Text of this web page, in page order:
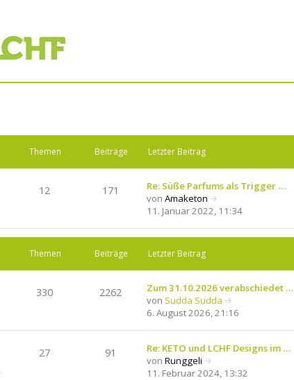
Themen Beiträge Letzter Beitrag
12 171
Re: Süße Parfums als Trigger …
von Amaketon
N
u
t
B
e
i
t
a
11. Januar 2022, 11:34
Themen Beiträge Letzter Beitrag
330 2262
Zum 31.10.2026 verabschiedet …
von Sudda Sudda
N
u
e
t
6. August 2026, 21:16
27 91
Re: KETO und LCHF Designs im …
von Runggeli
N
11. Februar 2024, 13:32